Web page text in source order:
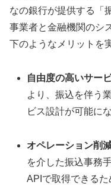
なの銀行が提供する「
事業者と金融機関のシ
下のようなメリットを
自由度の高いサー
より、振込を伴う
ビス設計が可能に
オペレーション削
を介した振込事務
APIで取得できる